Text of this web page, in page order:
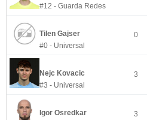
#12 - Guarda Redes
Tilen Gajser
#0 - Universal
0
Nejc Kovacic
#3 - Universal
3
Igor Osredkar
3